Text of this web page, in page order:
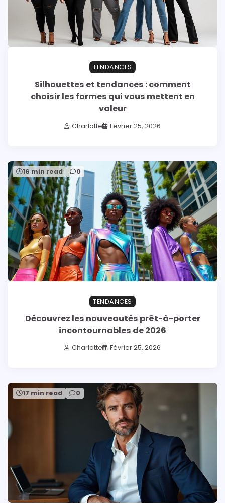
TENDANCES
Silhouettes et tendances : comment
choisir les formes qui vous mettent en
valeur
Charlotte Février 25, 2026
16 min read 0
TENDANCES
Découvrez les nouveautés prêt-à-porter
incontournables de 2026
Charlotte Février 25, 2026
17 min read 0